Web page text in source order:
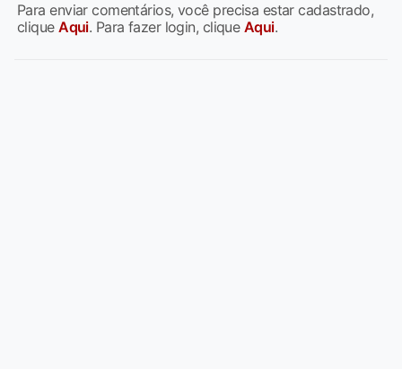
Para enviar comentários, você precisa estar cadastrado,
cliqueAqui. Para fazer login, clique Aqui.